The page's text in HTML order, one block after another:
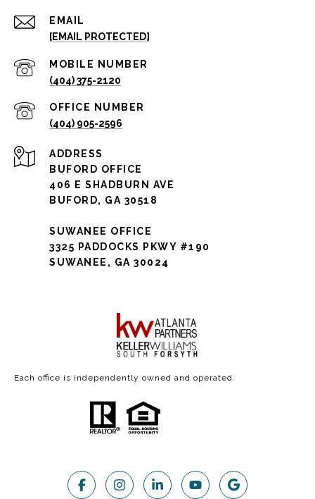
EMAIL
[EMAIL PROTECTED]
(404) 375-2120
(404) 905-2596
ADDRESS
BUFORD OFFICE
406 E SHADBURN AVE
BUFORD, GA 30518
SUWANEE OFFICE
3325 PADDOCKS PKWY #190
SUWANEE, GA 30024
Each office is independently owned and operated.